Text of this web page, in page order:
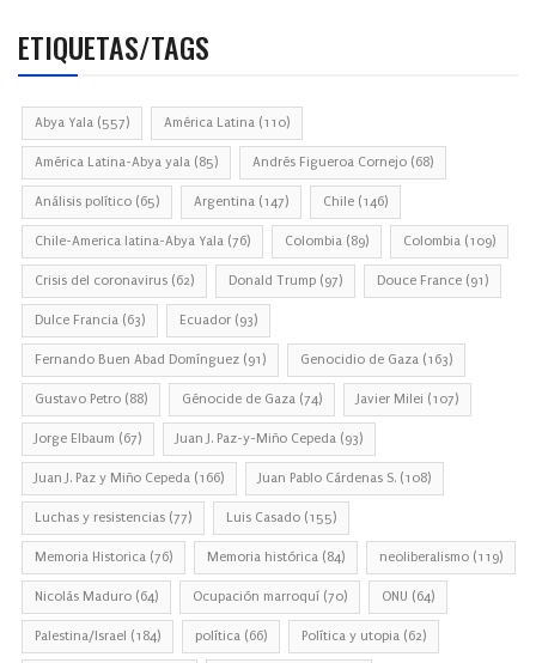
ETIQUETAS/TAGS
Abya Yala (557) América Latina (110)
América Latina-Abya yala (85) Andrés Figueroa Cornejo (68)
Análisis político (65) Argentina (147) Chile (146)
Chile-America latina-Abya Yala (76) Colombia (89) Colombia (109)
Crisis del coronavirus (62) Donald Trump (97) Douce France (91)
Dulce Francia (63) Ecuador (93)
Fernando Buen Abad Domínguez (91) Genocidio de Gaza (163)
Gustavo Petro (88) Génocide de Gaza (74) Javier Milei (107)
Jorge Elbaum (67) Juan J. Paz-y-Miño Cepeda (93)
Juan J. Paz y Miño Cepeda (166) Juan Pablo Cárdenas S. (108)
Luchas y resistencias (77) Luis Casado (155)
Memoria Historica (76) Memoria histórica (84) neoliberalismo (119)
Nicolás Maduro (64) Ocupación marroquí (70) ONU (64)
Palestina/Israel (184) política (66) Política y utopia (62)